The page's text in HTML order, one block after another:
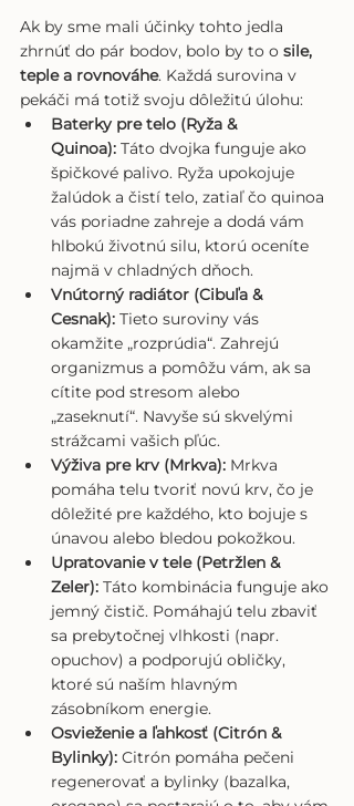
Ak by sme mali účinky tohto jedla
zhrnúť do pár bodov, bolo by to o sile,
teple a rovnováhe. Každá surovina v
pekáči má totiž svoju dôležitú úlohu:
Baterky pre telo (Ryža &
Quinoa): Táto dvojka funguje ako
špičkové palivo. Ryža upokojuje
žalúdok a čistí telo, zatiaľ čo quinoa
vás poriadne zahreje a dodá vám
hlbokú životnú silu, ktorú oceníte
najmä v chladných dňoch.
Vnútorný radiátor (Cibuľa &
Cesnak): Tieto suroviny vás
okamžite „rozprúdia“. Zahrejú
organizmus a pomôžu vám, ak sa
cítite pod stresom alebo
„zaseknutí“. Navyše sú skvelými
strážcami vašich pľúc.
Výživa pre krv (Mrkva): Mrkva
pomáha telu tvoriť novú krv, čo je
dôležité pre každého, kto bojuje s
únavou alebo bledou pokožkou.
Upratovanie v tele (Petržlen &
Zeler): Táto kombinácia funguje ako
jemný čistič. Pomáhajú telu zbaviť
sa prebytočnej vlhkosti (napr.
opuchov) a podporujú obličky,
ktoré sú naším hlavným
zásobníkom energie.
Osvieženie a ľahkosť (Citrón &
Bylinky): Citrón pomáha pečeni
regenerovať a bylinky (bazalka,